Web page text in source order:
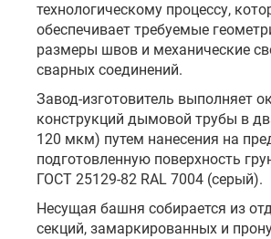
технологическому процессу,
обеспечивает требуемые
размеры швов и механические
сварных соединений.
Завод-изготовитель выполняет
конструкций дымовой трубы в
120 мкм) путем нанесения на
подготовленную поверхность
ГОСТ 25129-82 RAL 7004 (серый).
Несущая башня собирается из
секций, замаркированных и